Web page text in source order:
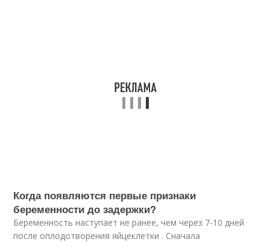
Когда появляются первые признаки
беременности до задержки?
Беременность наступает не ранее, чем через 7-10 дней
после оплодотворения яйцеклетки . Сначала